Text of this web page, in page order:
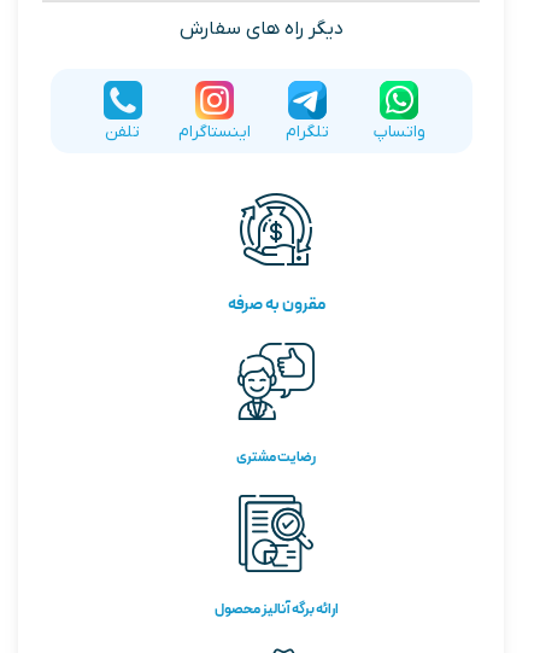
دیگر راه های سفارش
واتساپ تلگرام اینستاگرام تلفن
مقرون به صرفه
رضایت مشتری
ارائه برگه آنالیز محصول